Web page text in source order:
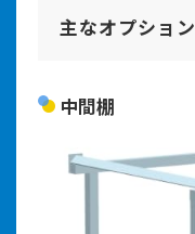
主なオプション
中間棚